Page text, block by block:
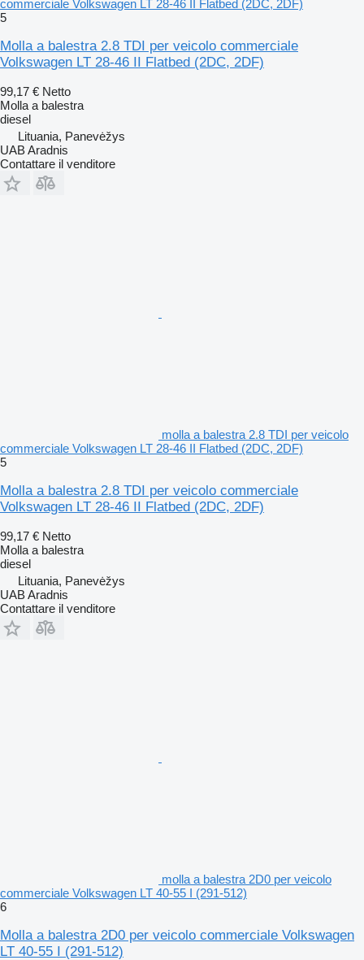
commerciale Volkswagen LT 28-46 II Flatbed (2DC, 2DF)
5
Molla a balestra 2.8 TDI per veicolo commerciale
Volkswagen LT 28-46 II Flatbed (2DC, 2DF)
99,17 € Netto
Molla a balestra
diesel
Lituania, Panevėžys
UAB Aradnis
Contattare il venditore
molla a balestra 2.8 TDI per veicolo
commerciale Volkswagen LT 28-46 II Flatbed (2DC, 2DF)
5
Molla a balestra 2.8 TDI per veicolo commerciale
Volkswagen LT 28-46 II Flatbed (2DC, 2DF)
99,17 € Netto
Molla a balestra
diesel
Lituania, Panevėžys
UAB Aradnis
Contattare il venditore
molla a balestra 2D0 per veicolo
commerciale Volkswagen LT 40-55 I (291-512)
6
Molla a balestra 2D0 per veicolo commerciale Volkswagen
LT 40-55 I (291-512)